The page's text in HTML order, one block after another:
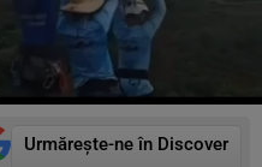
Urmărește-ne în Discover